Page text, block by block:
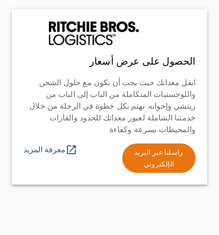
الحصول على عرض أسعار
انقل معداتك حيث يجب أن تكون مع حلول الشحن
واللوجستيات المتكاملة من الباب إلى الباب من
ريتشي وإخوانه. نهتم بكل خطوة في الرحلة من خلال
خدمتنا الشاملة لعبور معداتك للحدود والقارات
والمحيطات بسرعة وكفاءة
راسلنا عبر البريد
الإلكتروني
معرفة المزيد